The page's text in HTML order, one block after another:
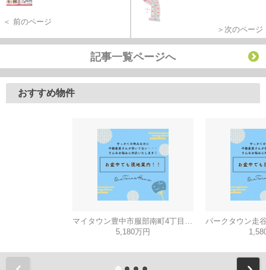
＜ 前のページ
＞次のページ
記事一覧ページへ
おすすめ物件
5,180万円